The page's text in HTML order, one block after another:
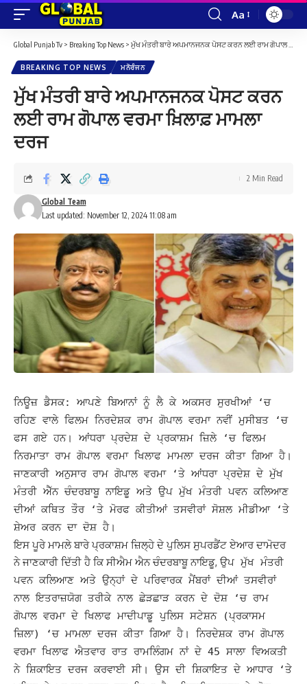
Font
Resizer
Aa
Global Punjab Tv > Breaking Top News > ਮੁੱਖ ਮੰਤਰੀ ਬਾਰੇ ਅਪਮਾਨਜਨਕ ਪੋਸਟ ਕਰਨ ਲਈ ਰਾਮ ਗੋਪਾਲ ਵਰਮਾ ਖ਼ਿਲਾਫ਼ ਮਾਮਲਾ ਦਰਜ
BREAKING TOP NEWS ਮਨੋਰੰਜਨ
ਮੁੱਖ ਮੰਤਰੀ ਬਾਰੇ ਅਪਮਾਨਜਨਕ ਪੋਸਟ ਕਰਨ
ਲਈ ਰਾਮ ਗੋਪਾਲ ਵਰਮਾ ਖ਼ਿਲਾਫ਼ ਮਾਮਲਾ
ਦਰਜ
Last updated: November 12, 2024 11:08 am
Global Team
2 Min Read
ਨਿਊਜ਼ ਡੈਸਕ: ਆਪਣੇ ਬਿਆਨਾਂ ਨੂੰ ਲੈ ਕੇ ਅਕਸਰ ਸੁਰਖੀਆਂ ‘ਚ
ਰਹਿਣ ਵਾਲੇ ਫਿਲਮ ਨਿਰਦੇਸ਼ਕ ਰਾਮ ਗੋਪਾਲ ਵਰਮਾ ਨਵੀਂ ਮੁਸੀਬਤ ‘ਚ
ਫਸ ਗਏ ਹਨ। ਆਂਧਰਾ ਪ੍ਰਦੇਸ਼ ਦੇ ਪ੍ਰਕਾਸ਼ਮ ਜ਼ਿਲੇ ‘ਚ ਫਿਲਮ
ਨਿਰਮਾਤਾ ਰਾਮ ਗੋਪਾਲ ਵਰਮਾ ਖਿਲਾਫ ਮਾਮਲਾ ਦਰਜ ਕੀਤਾ ਗਿਆ ਹੈ।
ਜਾਣਕਾਰੀ ਅਨੁਸਾਰ ਰਾਮ ਗੋਪਾਲ ਵਰਮਾ ‘ਤੇ ਆਂਧਰਾ ਪ੍ਰਦੇਸ਼ ਦੇ ਮੁੱਖ
ਮੰਤਰੀ ਐੱਨ ਚੰਦਰਬਾਬੂ ਨਾਇਡੂ ਅਤੇ ਉਪ ਮੁੱਖ ਮੰਤਰੀ ਪਵਨ ਕਲਿਆਣ
ਦੀਆਂ ਕਥਿਤ ਤੌਰ ‘ਤੇ ਮੋਰਫ ਕੀਤੀਆਂ ਤਸਵੀਰਾਂ ਸੋਸ਼ਲ ਮੀਡੀਆ ‘ਤੇ
ਸ਼ੇਅਰ ਕਰਨ ਦਾ ਦੋਸ਼ ਹੈ।
ਇਸ ਪੂਰੇ ਮਾਮਲੇ ਬਾਰੇ ਪ੍ਰਕਾਸ਼ਮ ਜ਼ਿਲ੍ਹੇ ਦੇ ਪੁਲਿਸ ਸੁਪਰਡੈਂਟ ਏਆਰ ਦਾਮੋਦਰ
ਨੇ ਜਾਣਕਾਰੀ ਦਿੱਤੀ ਹੈ ਕਿ ਸੀਐਮ ਐਨ ਚੰਦਰਬਾਬੂ ਨਾਇਡੂ, ਉਪ ਮੁੱਖ ਮੰਤਰੀ
ਪਵਨ ਕਲਿਆਣ ਅਤੇ ਉਨ੍ਹਾਂ ਦੇ ਪਰਿਵਾਰਕ ਮੈਂਬਰਾਂ ਦੀਆਂ ਤਸਵੀਰਾਂ
ਨਾਲ ਇਤਰਾਜ਼ਯੋਗ ਤਰੀਕੇ ਨਾਲ ਛੇੜਛਾੜ ਕਰਨ ਦੇ ਦੋਸ਼ ‘ਚ ਰਾਮ
ਗੋਪਾਲ ਵਰਮਾ ਦੇ ਖਿਲਾਫ ਮਾਦੀਪਾਡੂ ਪੁਲਿਸਸਟੇਸ਼ਨ (ਪ੍ਰਕਾਸਮ
ਜ਼ਿਲਾ) ‘ਚ ਮਾਮਲਾ ਦਰਜ ਕੀਤਾ ਗਿਆ ਹੈ। ਨਿਰਦੇਸ਼ਕ ਰਾਮ ਗੋਪਾਲ
ਵਰਮਾ ਖਿਲਾਫ ਐਤਵਾਰ ਰਾਤ ਰਾਮਲਿੰਗਮ ਨਾਂ ਦੇ 45 ਸਾਲਾ ਵਿਅਕਤੀ
ਨੇ ਸ਼ਿਕਾਇਤ ਦਰਜ ਕਰਵਾਈ ਸੀ। ਉਸ ਦੀ ਸ਼ਿਕਾਇਤ ਦੇ ਆਧਾਰ ‘ਤੇ